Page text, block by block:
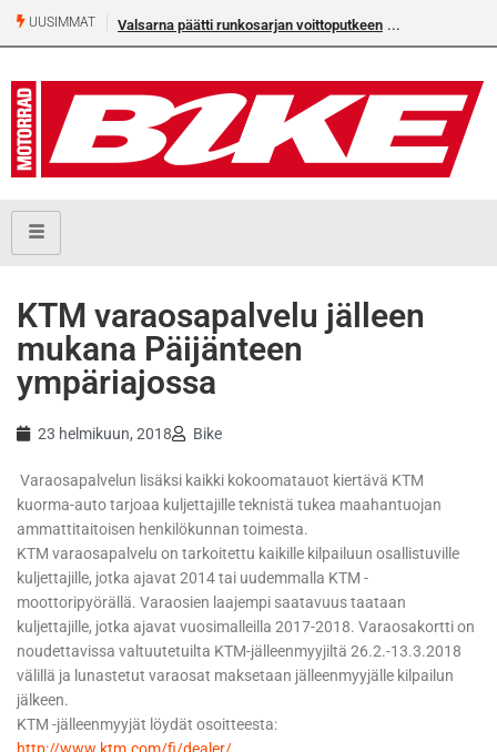
UUSIMMAT Valsarna päätti runkosarjan voittoputkeen
KTM varaosapalvelu jälleen
mukana Päijänteen
ympäriajossa
23 helmikuun, 2018 Bike
Varaosapalvelun lisäksi kaikki kokoomatauot kiertävä KTM
kuorma-auto tarjoaa kuljettajille teknistä tukea maahantuojan
ammattitaitoisen henkilökunnan toimesta.
KTM varaosapalvelu on tarkoitettu kaikille kilpailuun osallistuville
kuljettajille, jotka ajavat 2014 tai uudemmalla KTM -
moottoripyörällä. Varaosien laajempi saatavuus taataan
kuljettajille, jotka ajavat vuosimalleilla 2017-2018. Varaosakortti on
noudettavissa valtuutetuilta KTM-jälleenmyyjiltä 26.2.-13.3.2018
välillä ja lunastetut varaosat maksetaan jälleenmyyjälle kilpailun
jälkeen.
KTM -jälleenmyyjät löydät osoitteesta: